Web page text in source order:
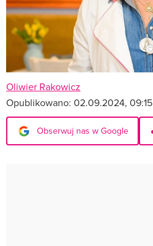
Oliwier Rakowicz
Opublikowano: 02.09.2024, 09:15
Obserwuj nas w Google